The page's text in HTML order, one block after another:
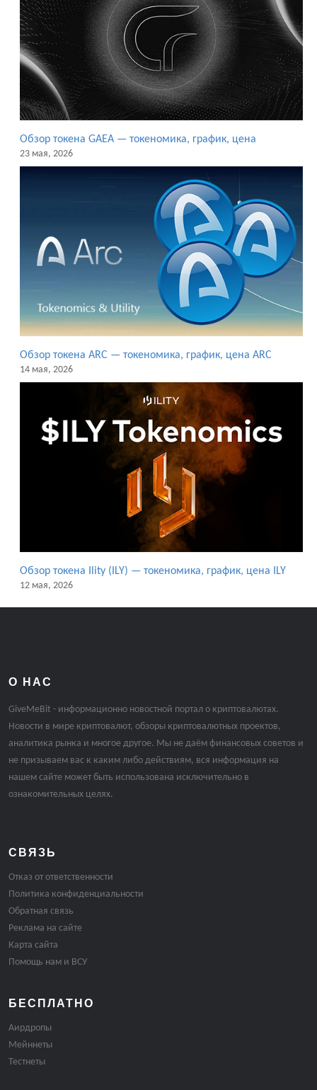
Обзор токена GAEA — токеномика, график, цена
23 мая, 2026
Обзор токена ARC — токеномика, график, цена ARC
14 мая, 2026
Обзор токена Ility (ILY) — токеномика, график, цена ILY
12 мая, 2026
О НАС
GiveMeBit - информационно новостной портал о криптовалютах.
Новости в мире криптовалют, обзоры криптовалютных проектов,
аналитика рынка и многое другое. Мы не даём финансовых советов и
не призываем вас к каким либо действиям, вся информация на
нашем сайте может быть использована исключительно в
ознакомительных целях.
СВЯЗЬ
Отказ от ответственности
Политика конфиденциальности
Обратная связь
Реклама на сайте
Карта сайта
Помощь нам и ВСУ
БЕСПЛАТНО
Аирдропы
Мейннеты
Тестнеты